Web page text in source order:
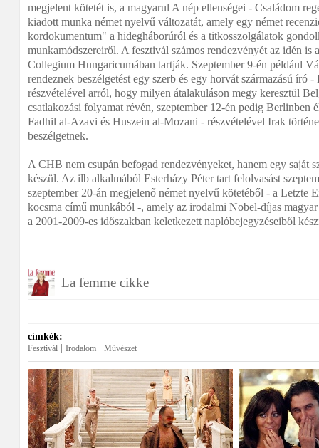
megjelent kötetét is, a magyarul A nép ellenségei - Családom
kiadott munka német nyelvű változatát, amely egy német
kordokumentum" a hidegháborúról és a titkosszolgálatok
munkamódszereiről. A fesztivál számos rendezvényét az idén is
Collegium Hungaricumában tartják. Szeptember 9-én például
rendeznek beszélgetést egy szerb és egy horvát származású író
részvételével arról, hogy milyen átalakuláson megy keresztül
csatlakozási folyamat révén, szeptember 12-én pedig Berlinben
Fadhil al-Azavi és Huszein al-Mozani - részvételével Irak
beszélgetnek.
A CHB nem csupán befogad rendezvényeket, hanem egy saját
készül. Az ilb alkalmából Esterházy Péter tart felolvasást
szeptember 20-án megjelenő német nyelvű kötetéből - a Letzte
kocsma című munkából -, amely az irodalmi Nobel-díjas
a 2001-2009-es időszakban keletkezett naplóbejegyzéseiből
La femme cikke
címkék:
Fesztivál Irodalom Művészet